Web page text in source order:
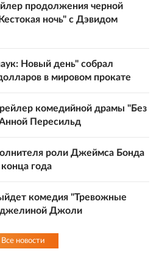
продолжения черной
ночь" с Дэвидом
Новый день" собрал
в мировом прокате
комедийной драмы "Без
Пересильд
роли Джеймса Бонда
года
комедия "Тревожные
Джоли
Все новости